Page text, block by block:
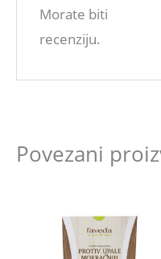
Morate biti
recenziju.
Povezani